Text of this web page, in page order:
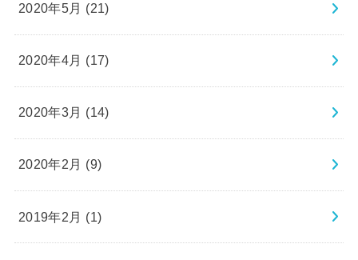
2020年5月 (21)
2020年4月 (17)
2020年3月 (14)
2020年2月 (9)
2019年2月 (1)